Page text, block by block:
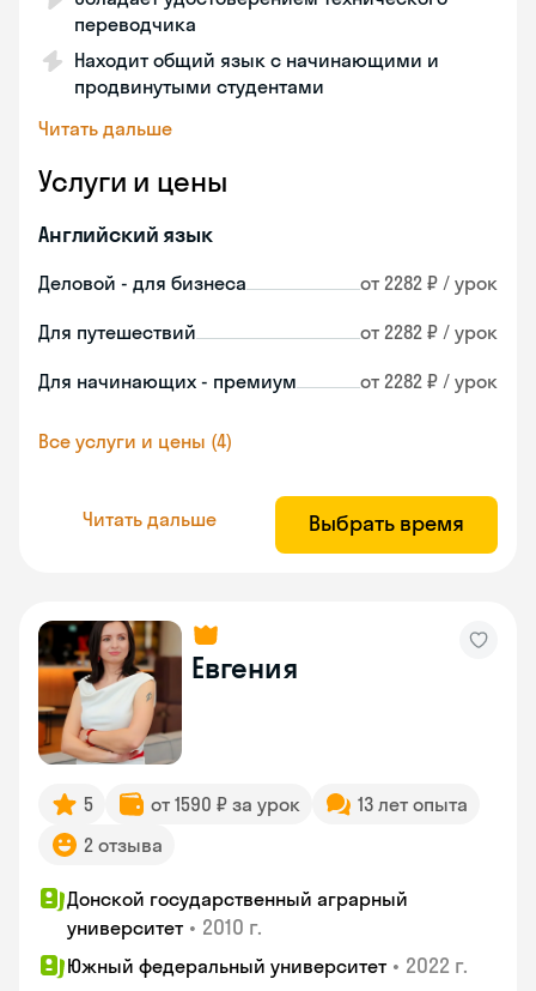
переводчика
Находит общий язык с начинающими и
продвинутыми студентами
Читать дальше
Услуги и цены
Английский язык
Деловой - для бизнеса от 2282 ₽ / урок
Для путешествий от 2282 ₽ / урок
Для начинающих - премиум от 2282 ₽ / урок
Все услуги и цены (4)
Читать дальше Выбрать время
Евгения
5 от 1590 ₽ за урок
13 лет опыта
2 отзыва
Донской государственный аграрный
университет • 2010 г.
Южный федеральный университет • 2022 г.